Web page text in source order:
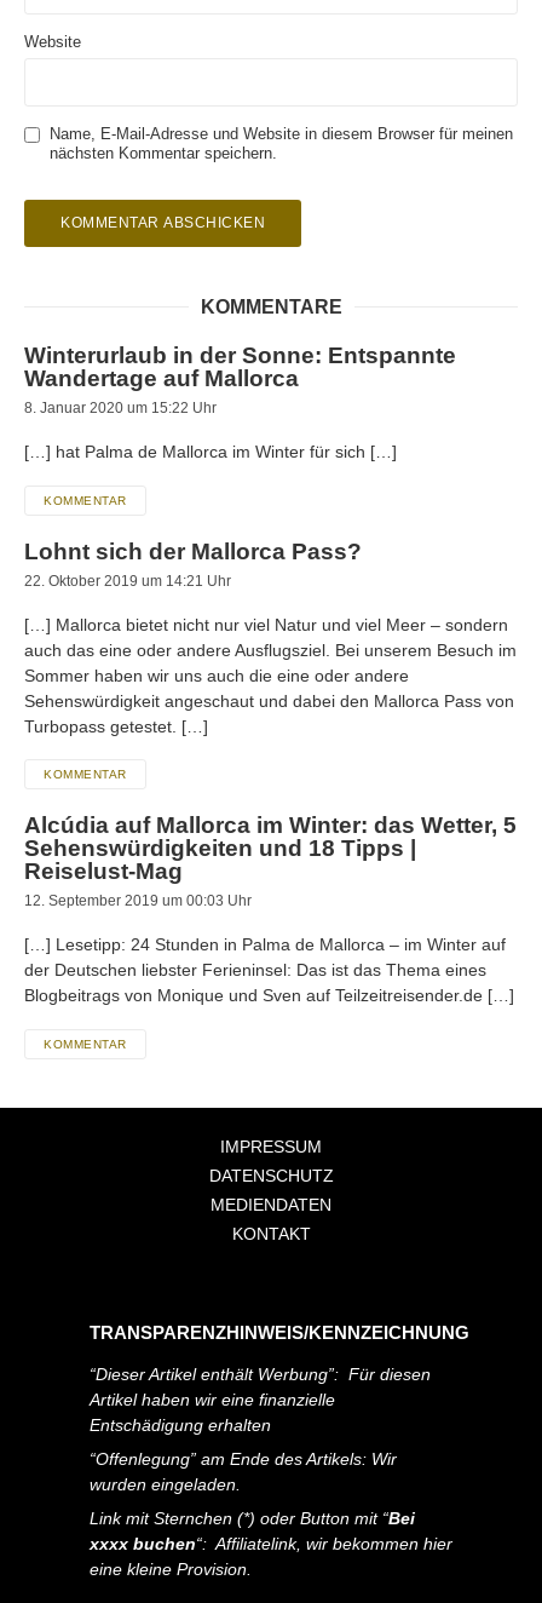
Website
Name, E-Mail-Adresse und Website in diesem Browser für meinen
nächsten Kommentar speichern.
KOMMENTARE
Winterurlaub in der Sonne: Entspannte
Wandertage auf Mallorca
8. Januar 2020 um 15:22 Uhr
[…] hat Palma de Mallorca im Winter für sich […]
KOMMENTAR
Lohnt sich der Mallorca Pass?
22. Oktober 2019 um 14:21 Uhr
[…] Mallorca bietet nicht nur viel Natur und viel Meer – sondern
auch das eine oder andere Ausflugsziel. Bei unserem Besuch im
Sommer haben wir uns auch die eine oder andere
Sehenswürdigkeit angeschaut und dabei den Mallorca Pass von
Turbopass getestet. […]
KOMMENTAR
Alcúdia auf Mallorca im Winter: das Wetter, 5
Sehenswürdigkeiten und 18 Tipps |
Reiselust-Mag
12. September 2019 um 00:03 Uhr
[…] Lesetipp: 24 Stunden in Palma de Mallorca – im Winter auf
der Deutschen liebster Ferieninsel: Das ist das Thema eines
Blogbeitrags von Monique und Sven auf Teilzeitreisender.de […]
KOMMENTAR
IMPRESSUM
DATENSCHUTZ
MEDIENDATEN
KONTAKT
TRANSPARENZHINWEIS/KENNZEICHNUNG
“Dieser Artikel enthält Werbung”: Für diesen
Artikel haben wir eine finanzielle
Entschädigung erhalten
“Offenlegung” am Ende des Artikels: Wir
wurden eingeladen.
Link mit Sternchen (*) oder Button mit “Bei
xxxx buchen“: Affiliatelink, wir bekommen hier
eine kleine Provision.